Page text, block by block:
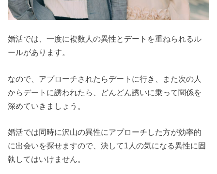
婚活では、一度に複数人の異性とデートを重ねられるル
ールがあります。
なので、アプローチされたらデートに行き、また次の人
からデートに誘われたら、どんどん誘いに乗って関係を
深めていきましょう。
婚活では同時に沢山の異性にアプローチした方が効率的
に出会いを探せますので、決して1人の気になる異性に固
執してはいけません。